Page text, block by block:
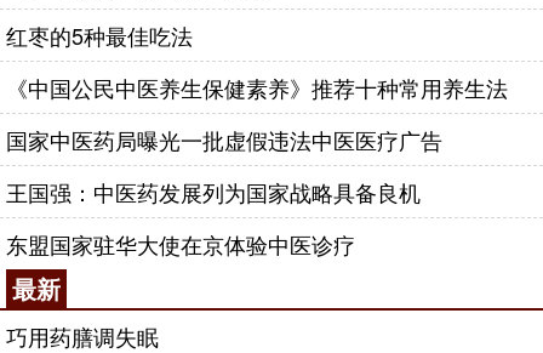
红枣的5种最佳吃法
《中国公民中医养生保健素养》推荐十种常用养生法
国家中医药局曝光一批虚假违法中医医疗广告
王国强：中医药发展列为国家战略具备良机
东盟国家驻华大使在京体验中医诊疗
最新
巧用药膳调失眠